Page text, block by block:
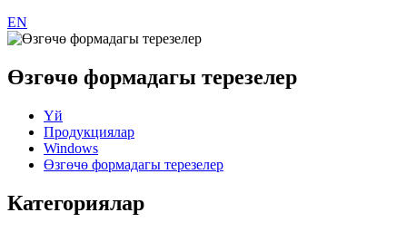
EN
Өзгөчө формадагы терезелер
Үй
Продукциялар
Windows
Өзгөчө формадагы терезелер
Категориялар